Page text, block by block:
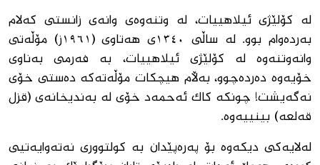
لە کۆلێژی ئیلاهییات، لە وتنەوەی وانەی زانستی کەلام
بەردەوام بوو. لە ساڵی ١٣٤٠ی هەتاوی (١٩٦١ز) مۆڵەتی
وانەوتنەوە لە کۆلێژی ئیلاهییات، بە فەرمی بەناوی
خۆیەوە دەردەچوو، بەڵام هیچکات مۆڵەتەکە دەستی خۆی
نەگەیشت! چونکە کاک ئەحمەد خۆی لە بەندیخانەی (قزل
‌قەلعە) بینییەوە.
لەلایەکی دیکەوە بۆ پەرەپێدان بە کولتووری نەتەوایەتیی